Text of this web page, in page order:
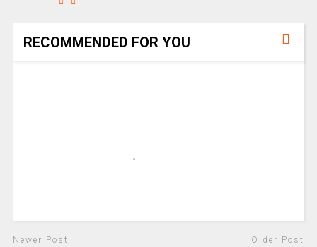
RECOMMENDED FOR YOU
Newer Post Older Post